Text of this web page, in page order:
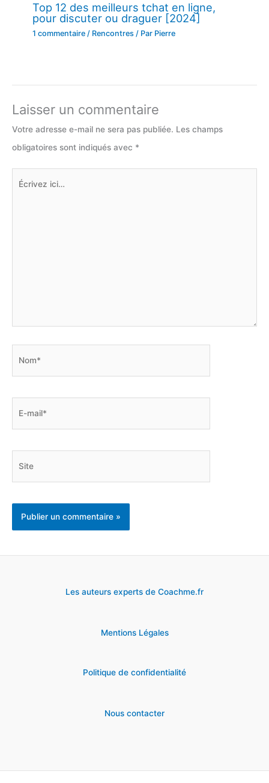
Top 12 des meilleurs tchat en ligne,
pour discuter ou draguer [2024]
1 commentaire / Rencontres / Par Pierre
Laisser un commentaire
Votre adresse e-mail ne sera pas publiée. Les champs
obligatoires sont indiqués avec *
Les auteurs experts de Coachme.fr
Mentions Légales
Politique de confidentialité
Nous contacter